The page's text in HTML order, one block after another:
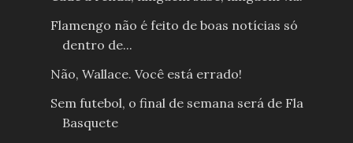
Flamengo não é feito de boas notícias só
dentro de...
Não, Wallace. Você está errado!
Sem futebol, o final de semana será de Fla
Basquete